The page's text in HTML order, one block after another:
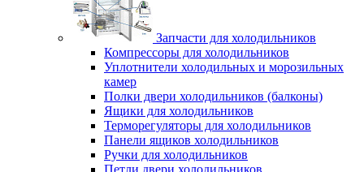
Запчасти для холодильников
Компрессоры для холодильников
Уплотнители холодильных и морозильных
камер
Полки двери холодильников (балконы)
Ящики для холодильников
Терморегуляторы для холодильников
Панели ящиков холодильников
Ручки для холодильников
Петли двери холодильников